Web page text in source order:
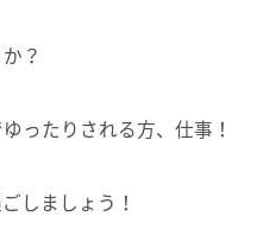
？
ったりされる方、仕事！
しましょう！